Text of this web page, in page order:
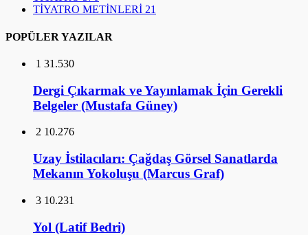
TİYATRO METİNLERİ 21
POPÜLER YAZILAR
1 31.530
Dergi Çıkarmak ve Yayınlamak İçin Gerekli
Belgeler (Mustafa Güney)
2 10.276
Uzay İstilacıları: Çağdaş Görsel Sanatlarda
Mekanın Yokoluşu (Marcus Graf)
3 10.231
Yol (Latif Bedri)